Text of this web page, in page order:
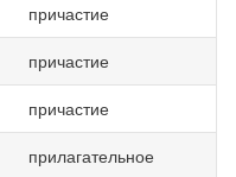
причастие
причастие
причастие
прилагательное